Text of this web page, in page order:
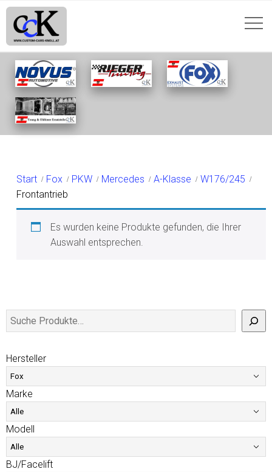
FRONTANTRIEB
Start Fox PKW Mercedes A-Klasse
W176/245
Frontantrieb
Es wurden keine Produkte gefunden, die Ihrer
Auswahl entsprechen.
Hersteller
Marke
Modell
BJ/Facelift